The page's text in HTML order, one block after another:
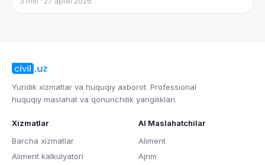
Yuridik xizmatlar va huquqiy axborot. Professional
huquqiy maslahat va qonunchilik yangiliklari.
Xizmatlar
Barcha xizmatlar
Aliment kalkulyatori
AI Maslahatchilar
Aliment
Ajrim